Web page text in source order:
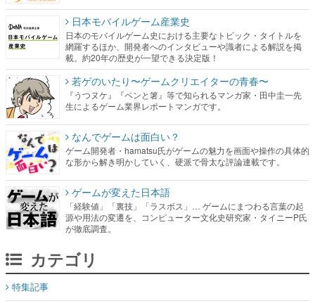
日本モバイルゲーム産業史
日本のモバイルゲーム史における主要なトピック・タイトルを
網羅するほか、開発者へのインタビューや識者による解説を掲
載。約20年の歴史が一望できる決定版！
若ゲのいたり〜ゲームクリエイターの青春〜
『うつヌケ』『ペンと箸』等で知られるマンガ家・田中圭一先
生によるゲーム業界レポートマンガです。
なんでゲームは面白い？
ゲーム開発者・hamatsu氏がゲームの魅力を画面や操作の具体的
な形から解き明かしていく、硬派で骨太な評論連載です。
ゲームが変えた日本語
「経験値」「裏技」「ラスボス」… ゲームにまつわる言葉の起
源や用法の変遷を、コンピューター文化史研究家・タイニーP氏
が徹底調査。
カテゴリ
特集記事